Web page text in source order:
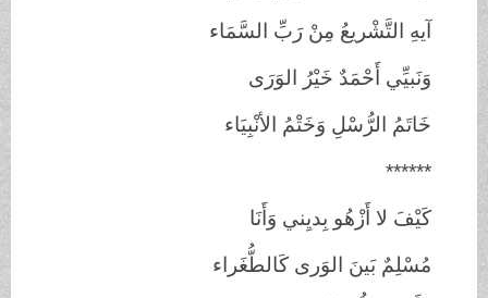
آيهِ التَّشْريعُ مِنْ رَبِّ السَّمَاء
وَنَبيِّي أَحْمَدٌ خَيْرُ الوَرَى
خَاتَمُ الرُّسْلِ وَخَتْمُ الأنْبِيَاء
******
كَيْفَ لا أَزْهُو بِديِني وَأَنَا
مُسْلِمٌ بَينَ الوَرى كَالطُّغَراء